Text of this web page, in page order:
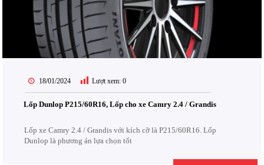
18/01/2024 Lượt xem: 0
Lốp Dunlop P215/60R16, Lốp cho xe Camry 2.4 / Grandis
Lốp xe Camry 2.4 / Grandis với kích cỡ là P215/60R16. Lốp
Dunlop là phương án lựa chọn tốt